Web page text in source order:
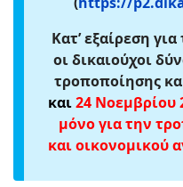
Κατ’ εξαίρεση για
οι δικαιούχοι
τροποποίησης
και24 Νοεμβρίου
μόνο για την
και οικονομικού